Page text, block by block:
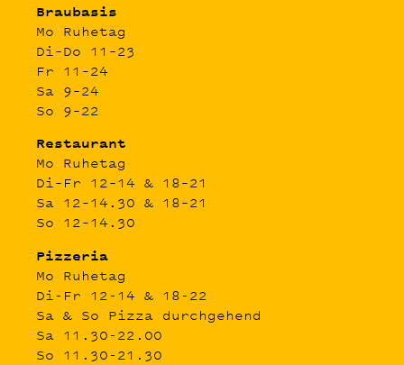
Braubasis
Mo Ruhetag
Di–Do 11–23
Fr 11–24
Sa 9–24
So 9–22
Restaurant
Mo Ruhetag
Di–Fr 12–14 & 18–21
Sa 12–14.30 & 18–21
So 12–14.30
Pizzeria
Mo Ruhetag
Di-Fr 12-14 & 18-22
Sa & So Pizza durchgehend
Sa 11.30-22.00
So 11.30-21.30